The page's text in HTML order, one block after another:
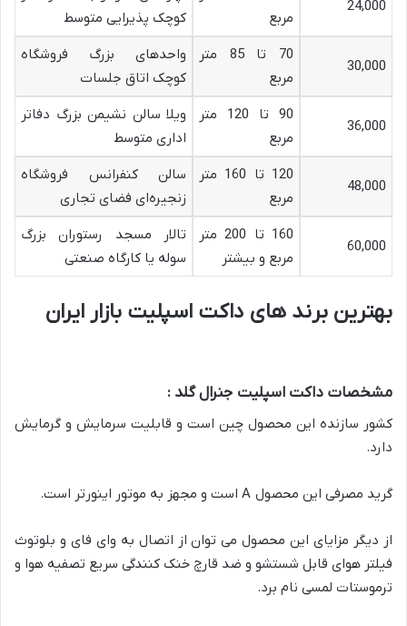
24,000
مربع
کوچک پذیرایی متوسط
30,000
70 تا 85 متر
مربع
واحدهای بزرگ فروشگاه
کوچک اتاق جلسات
36,000
90 تا 120 متر
مربع
ویلا سالن نشیمن بزرگ دفاتر
اداری متوسط
48,000
120 تا 160 متر
مربع
سالن کنفرانس فروشگاه
زنجیره‌ای فضای تجاری
60,000
160 تا 200 متر
مربع و بیشتر
تالار مسجد رستوران بزرگ
سوله یا کارگاه صنعتی
بهترین برند های داکت اسپلیت بازار ایران
مشخصات داکت اسپلیت جنرال گلد :
کشور سازنده این محصول چین است و قابلیت سرمایش و گرمایش
دارد.
گرید مصرفی این محصول A است و مجهز به موتور اینورتر است.
از دیگر مزایای این محصول می توان از اتصال به وای فای و بلوتوث
فیلتر هوای قابل شستشو و ضد قارچ خنک کنندگی سریع تصفیه هوا و
ترموستات لمسی نام برد.